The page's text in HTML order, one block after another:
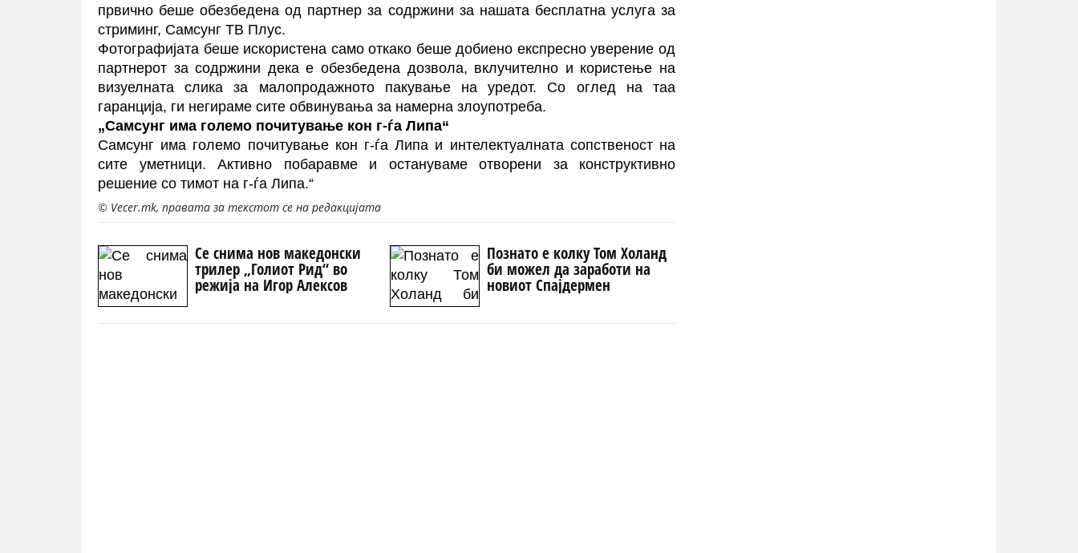
првично беше обезбедена од партнер за содржини за нашата бесплатна услуга за
стриминг, Самсунг ТВ Плус.
Фотографијата беше искористена само откако беше добиено експресно уверение од
партнерот за содржини дека е обезбедена дозвола, вклучително и користење на
визуелната слика за малопродажното пакување на уредот. Со оглед на таа
гаранција, ги негираме сите обвинувања за намерна злоупотреба.
„Самсунг има големо почитување кон г-ѓа Липа“
Самсунг има големо почитување кон г-ѓа Липа и интелектуалната сопственост на
сите уметници. Активно побаравме и остануваме отворени за конструктивно
решение со тимот на г-ѓа Липа.“
© Vecer.mk, правата за текстот се на редакцијата
Се снима нов македонски
трилер „Голиот Рид“ во
режија на Игор Алексов
Познато е колку Том Холанд
би можел да заработи на
новиот Спајдермен